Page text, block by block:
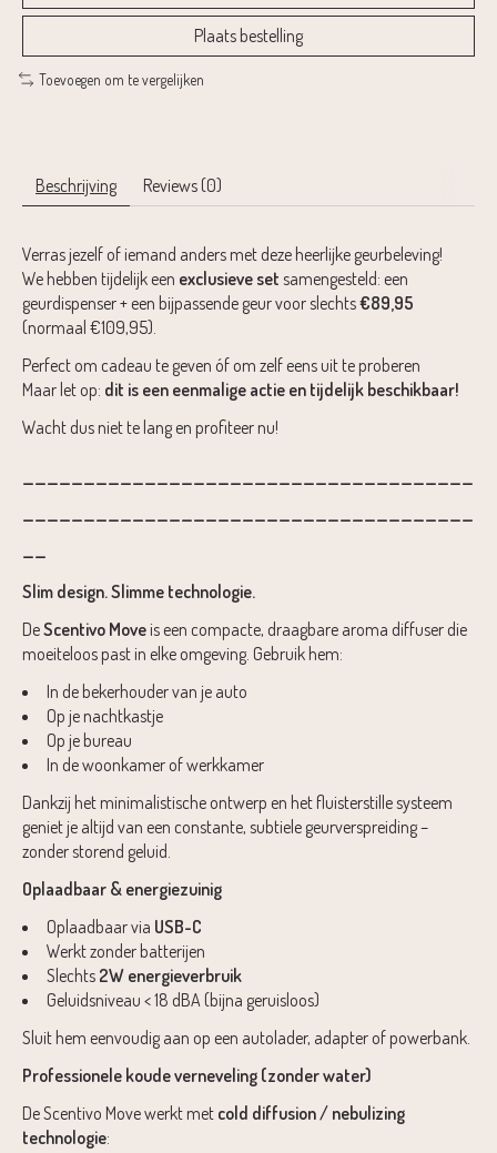
Plaats bestelling
Toevoegen om te vergelijken
Beschrijving Reviews (0)
Verras jezelf of iemand anders met deze heerlijke geurbeleving!
We hebben tijdelijk een exclusieve set samengesteld: een
geurdispenser + een bijpassende geur voor slechts€89,95
(normaal €109,95).
Perfect om cadeau te geven óf om zelf eens uit te proberen
Maar let op: dit is een eenmalige actie en tijdelijk beschikbaar!
Wacht dus niet te lang en profiteer nu!
-------------------------------------
-------------------------------------
--
Slim design. Slimme technologie.
DeScentivo Move is een compacte, draagbare aroma diffuser die
moeiteloos past in elke omgeving. Gebruik hem:
In de bekerhouder van je auto
Op je nachtkastje
Op je bureau
In de woonkamer of werkkamer
Dankzij het minimalistische ontwerp en het fluisterstille systeem
geniet je altijd van een constante, subtiele geurverspreiding –
zonder storend geluid.
Oplaadbaar & energiezuinig
Oplaadbaar via USB-C
Werkt zonder batterijen
Slechts 2W energieverbruik
Geluidsniveau < 18 dBA (bijna geruisloos)
Sluit hem eenvoudig aan op een autolader, adapter of powerbank.
Professionele koude verneveling (zonder water)
De Scentivo Move werkt met cold diffusion / nebulizing
technologie: